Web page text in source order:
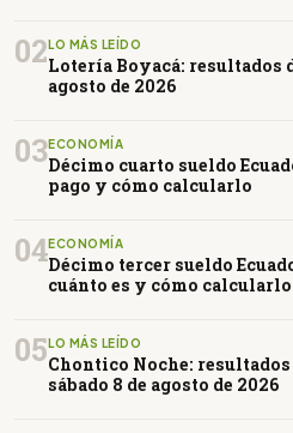
02 LO MÁS LEÍDO
Lotería Boyacá: resultados
agosto de 2026
03ECONOMÍA
Décimo cuarto sueldo
pago y cómo calcularlo
04ECONOMÍA
Décimo tercer sueldo
cuánto es y cómo calcularlo
05 LO MÁS LEÍDO
Chontico Noche:
sábado 8 de agosto de 2026